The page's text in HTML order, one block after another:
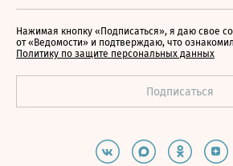
Нажимая кнопку «Подписаться», я даю свое
от «Ведомости» и подтверждаю, что
Политику по защите персональных данных